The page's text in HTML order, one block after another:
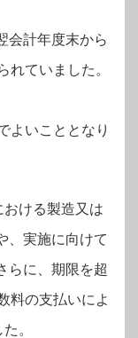
会計年度末から
れていました。
よいこととなり
ける製造又は
、実施に向けて
らに、期限を超
料の支払いによ
。